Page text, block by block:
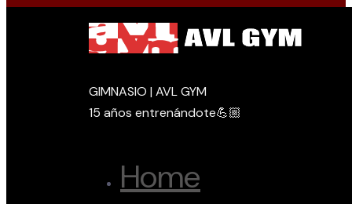
GIMNASIO | AVL GYM
15 años entrenándote💪🏼
Home